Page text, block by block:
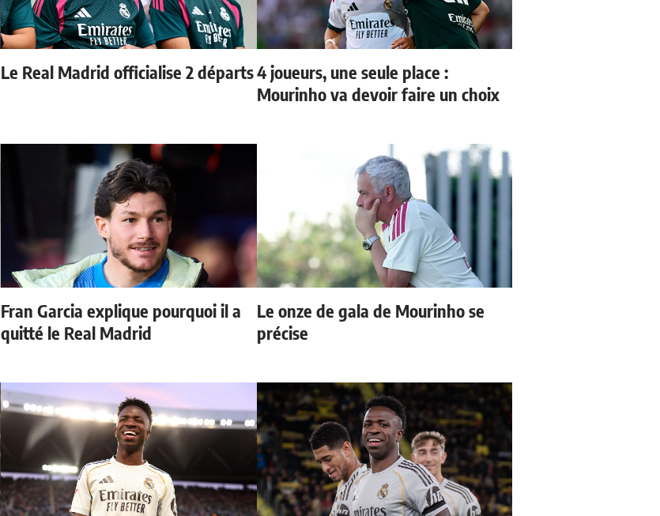
Le Real Madrid officialise 2 départs4 joueurs, une seule place :
Mourinho va devoir faire un choix
Fran Garcia explique pourquoi il a
quitté le Real Madrid
Le onze de gala de Mourinho se
précise